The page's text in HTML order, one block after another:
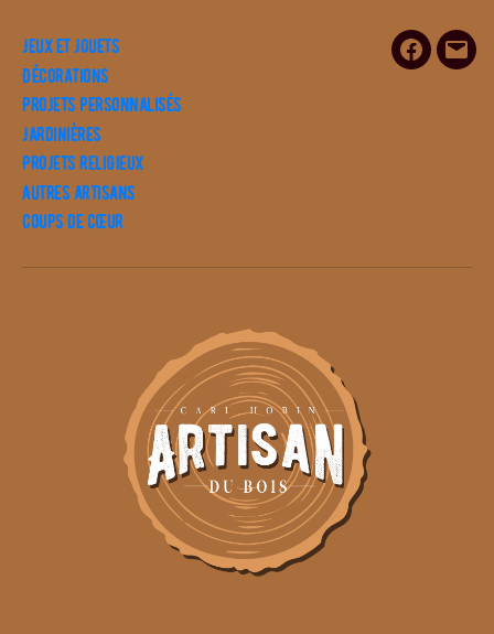
Jeux et Jouets
Décorations
Projets personnalisés
Jardinières
Projets religieux
Autres artisans
Coups de cœur
FacebookE-